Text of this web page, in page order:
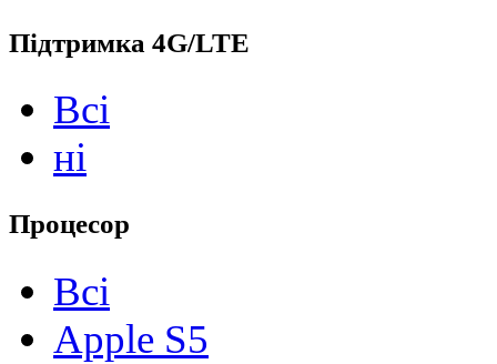
Підтримка 4G/LTE
Всі
ні
Процесор
Всі
Apple S5